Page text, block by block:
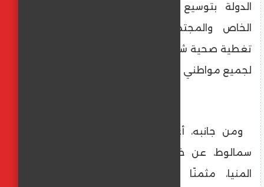
الدولة بتوسيع قاعدة الشراكة مع القطاع
الخاص والمجتمع المدني، لضمان تقديم
تغطية صحية شاملة وفق أعلى معايير الجودة
لجميع مواطني عروس الصعيد.
ومن جانبه، أعرب الأنبا بفنوتيوس، مطران
سمالوط، عن خالص شكره وتقديره لمحافظ
المنيا، مثمنًا جهوده الملموسة وتحركاته